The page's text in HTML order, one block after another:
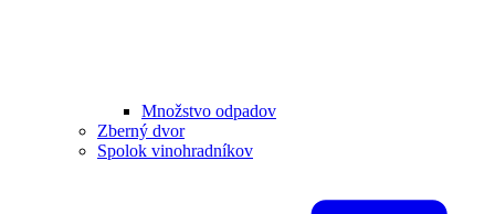
Množstvo odpadov
Zberný dvor
Spolok vinohradníkov